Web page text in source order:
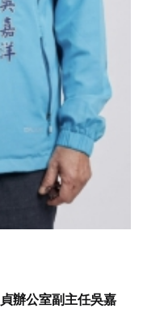
辦公室副主任吳嘉